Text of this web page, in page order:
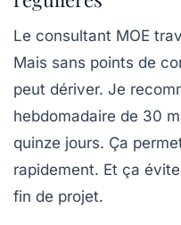
Le consultant MOE
Mais sans points de
peut dériver. Je
hebdomadaire de 30
quinze jours. Ça
rapidement. Et ça
fin de projet.